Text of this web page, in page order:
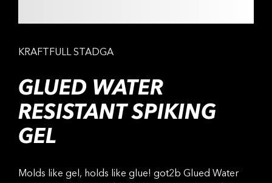
KRAFTFULL STADGA
GLUED WATER
RESISTANT SPIKING
GEL
Molds like gel, holds like glue! got2b Glued Water